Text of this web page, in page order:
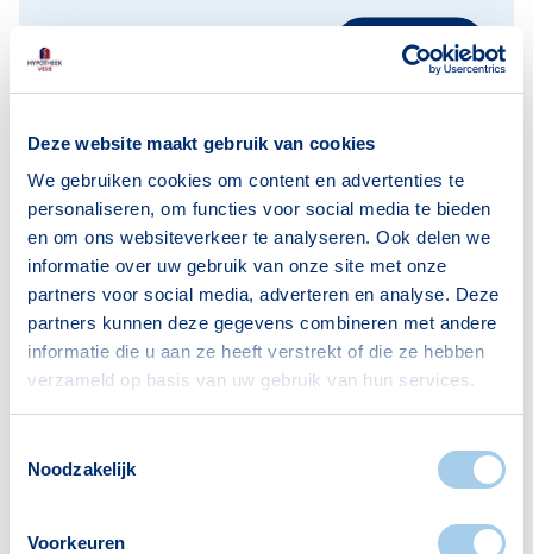
Deze website maakt gebruik van cookies
We gebruiken cookies om content en advertenties te
personaliseren, om functies voor social media te bieden
en om ons websiteverkeer te analyseren. Ook delen we
informatie over uw gebruik van onze site met onze
partners voor social media, adverteren en analyse. Deze
partners kunnen deze gegevens combineren met andere
informatie die u aan ze heeft verstrekt of die ze hebben
verzameld op basis van uw gebruik van hun services.
Noodzakelijk
Voorkeuren
Klik hier
Wil je meer informatie over onze
dienstverlening? Bekijk ons
informatiedocumenthier.
Blijf op de hoogte van het
laatste nieuws over